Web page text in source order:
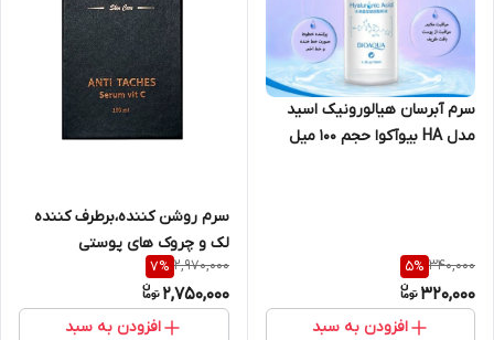
سرم آبرسان هیالورونیک اسید
مدل HA بیوآکوا حجم ۱۰۰ میل
340,000
5%
320,000
افزودن به سبد
سرم روشن کننده،برطرف کننده
لک و چروک های پوستی
SPILTON ANTI TACHES
SERUM VIT C 100 MIL
2,970,000
7%
2,750,000
افزودن به سبد